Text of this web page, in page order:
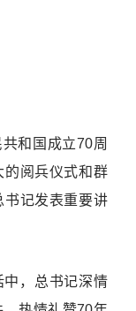
和国成立70周
的阅兵仪式和群
书记发表重要讲
，总书记深情